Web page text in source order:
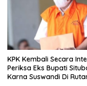
KPK Kembali Secara
Periksa Eks Bupati
Karna Suswandi Di